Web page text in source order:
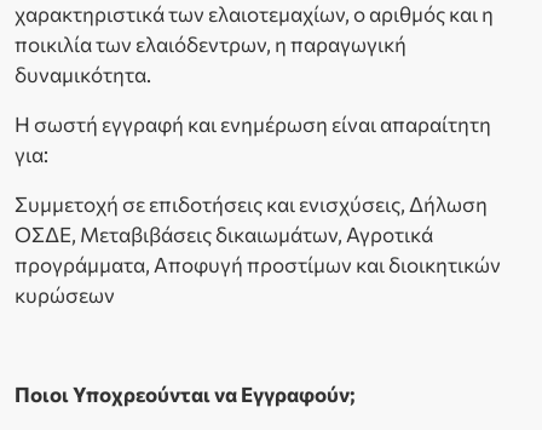
χαρακτηριστικά των ελαιοτεμαχίων, ο αριθμός και η
ποικιλία των ελαιόδεντρων, η παραγωγική
δυναμικότητα.
Η σωστή εγγραφή και ενημέρωση είναι απαραίτητη
για:
Συμμετοχή σε επιδοτήσεις και ενισχύσεις, Δήλωση
ΟΣΔΕ, Μεταβιβάσεις δικαιωμάτων, Αγροτικά
προγράμματα, Αποφυγή προστίμων και διοικητικών
κυρώσεων
Ποιοι Υποχρεούνται να Εγγραφούν;